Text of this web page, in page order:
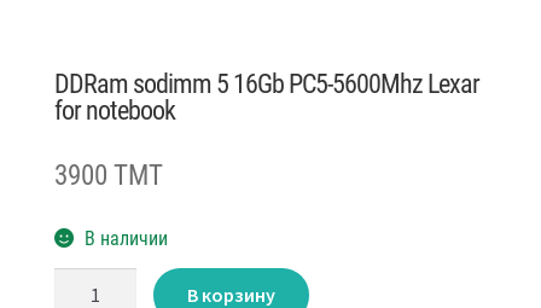
DDRam sodimm 5 16Gb PC5-5600Mhz Lexar
for notebook
3900 TMT
В наличии
Количество
товара
В корзину